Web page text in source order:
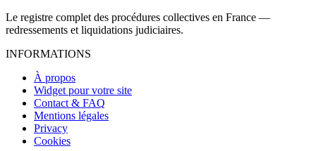
Le registre complet des procédures collectives en France —
redressements et liquidations judiciaires.
INFORMATIONS
À propos
Widget pour votre site
Contact & FAQ
Mentions légales
Privacy
Cookies